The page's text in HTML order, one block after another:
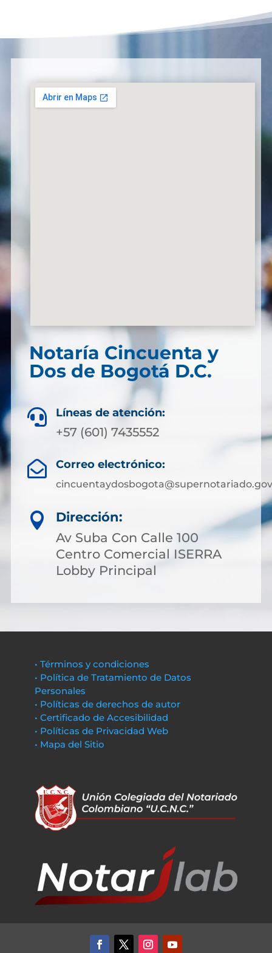
Notaría Cincuenta y
Dos de Bogotá D.C.
 Líneas de atención:
+57 (601) 7435552
 Correo electrónico:

Dirección:
Av Suba Con Calle 100
Centro Comercial ISERRA
Lobby Principal
• Términos y condiciones
• Política de Tratamiento de Datos
Personales
• Políticas de derechos de autor
• Certificado de Accesibilidad
• Políticas de Privacidad Web
• Mapa del Sitio